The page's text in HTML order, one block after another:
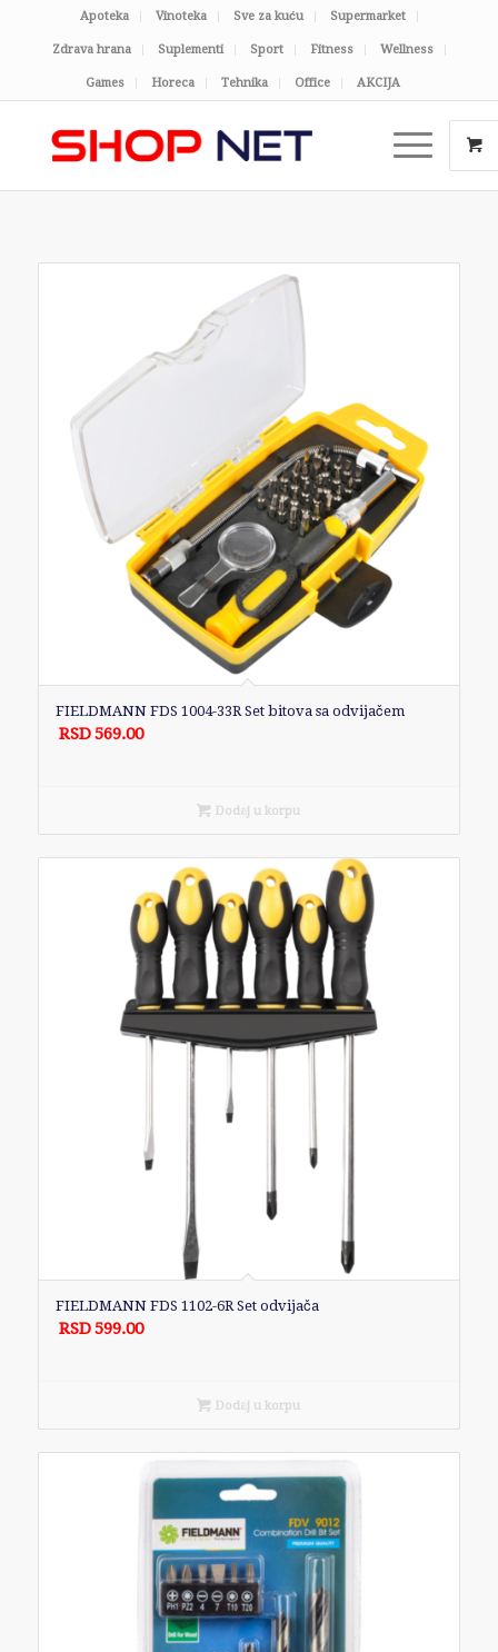
Apoteka Vinoteka Sve za kuću Supermarket
Zdrava hrana Suplementi Sport Fitness Wellness
Games Horeca Tehnika Office AKCIJA
FIELDMANN FDS 1004-33R Set bitova sa odvijačem
RSD569.00
Dodaj u korpu
FIELDMANN FDS 1102-6R Set odvijača
RSD599.00
Dodaj u korpu